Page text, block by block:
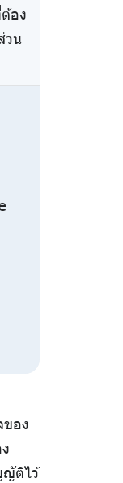
อง
วน
อง
ญัติไว้